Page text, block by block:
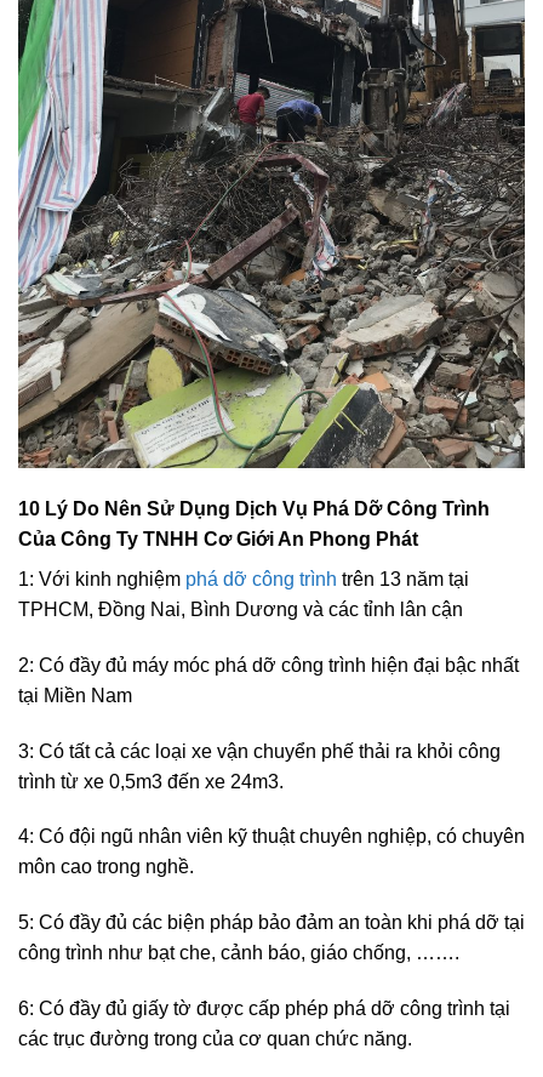
10 Lý Do Nên Sử Dụng Dịch Vụ Phá Dỡ Công Trình
Của Công Ty TNHH Cơ Giới An Phong Phát
1: Với kinh nghiệm phá dỡ công trình trên 13 năm tại
TPHCM, Đồng Nai, Bình Dương và các tỉnh lân cận
2: Có đầy đủ máy móc phá dỡ công trình hiện đại bậc nhất
tại Miền Nam
3: Có tất cả các loại xe vận chuyển phế thải ra khỏi công
trình từ xe 0,5m3 đến xe 24m3.
4: Có đội ngũ nhân viên kỹ thuật chuyên nghiệp, có chuyên
môn cao trong nghề.
5: Có đầy đủ các biện pháp bảo đảm an toàn khi phá dỡ tại
công trình như bạt che, cảnh báo, giáo chống, …….
6: Có đầy đủ giấy tờ được cấp phép phá dỡ công trình tại
các trục đường trong của cơ quan chức năng.